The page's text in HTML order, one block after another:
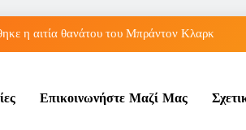
η αιτία θανάτου του Μπράντον Κλαρκ
τον Τζαμτζή, πρόκριση για τη Ρούσσου
Επικοινωνήστε Μαζί Μας